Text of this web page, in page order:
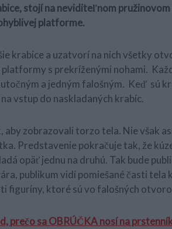
stojí na neviditeľnom
platforme.
krabice a uzatvorí na nich všetky
s prekríženými nohami.
a jedným falošným. Keď sú
vstup do naskladaných krabíc.
aby zobrazovali torzo tela. Nie však
Predstavenie pokračuje tak, že
opäť jednu na druhú. Tak bude
publikum vidí pomiešané časti tela
figuríny, ktoré sú vo falošných
prečo sa OBRÚČKA nosí na